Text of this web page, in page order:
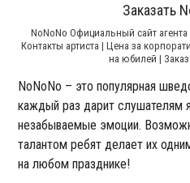
Заказать
NoNoNo Официальный сайт
Контакты артиста | Цена за
на юбилей |
NoNoNo – это популярная
каждый раз дарит слушателям
незабываемые эмоции.
талантом ребят делает их
на любом празднике!